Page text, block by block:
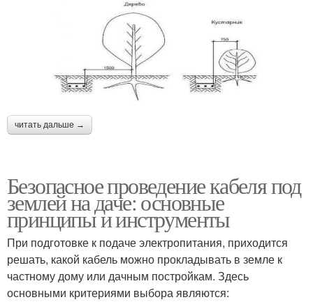
читать дальше →
Безопасное проведение кабеля под
землей на даче: основные
принципы и инструменты
При подготовке к подаче электропитания, приходится
решать, какой кабель можно прокладывать в земле к
частному дому или дачным постройкам. Здесь
основными критериями выбора являются: